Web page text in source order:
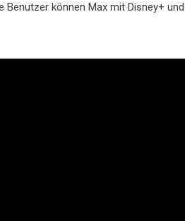
können Max mit Disney+